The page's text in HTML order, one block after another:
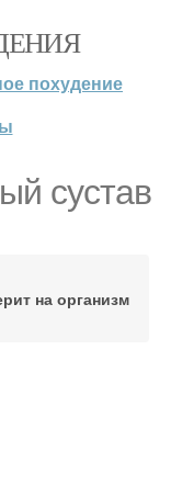
похудение
сустав
на организм